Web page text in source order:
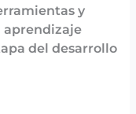
y
aprendizaje
del desarrollo